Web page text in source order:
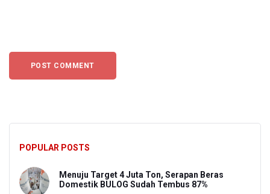
POPULAR POSTS
Menuju Target 4 Juta Ton, Serapan Beras
Domestik BULOG Sudah Tembus 87%